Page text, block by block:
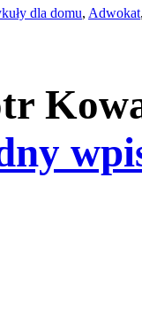
dla domu, Adwokat